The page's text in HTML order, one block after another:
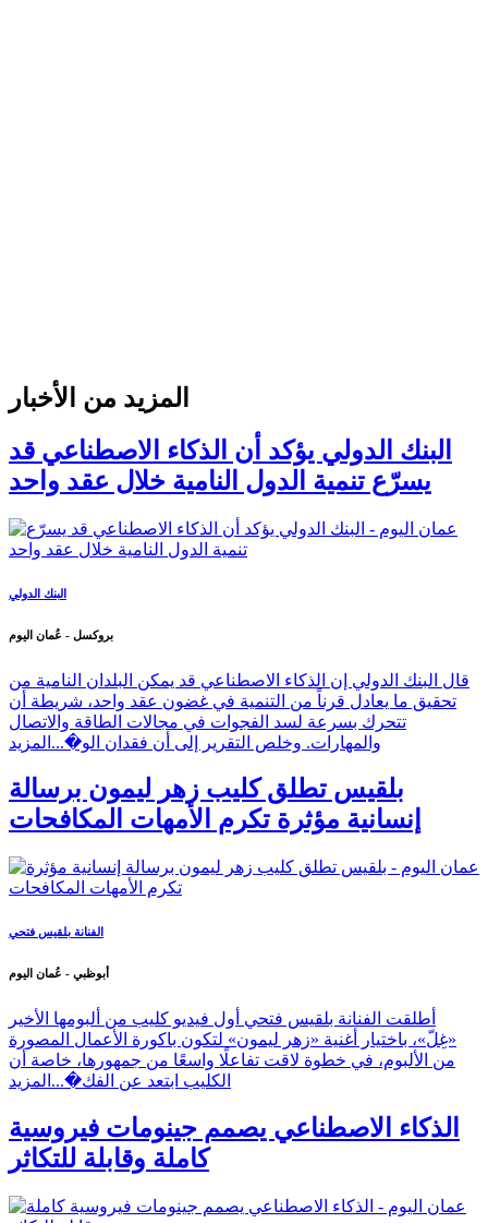
المزيد من الأخبار
البنك الدولي يؤكد أن الذكاء الاصطناعي قد
يسرّع تنمية الدول النامية خلال عقد واحد
البنك الدولي
بروكسل - عُمان اليوم
قال البنك الدولي إن الذكاء الاصطناعي قد يمكن البلدان النامية من
تحقيق ما يعادل قرناً من التنمية في غضون عقد واحد، شريطة أن
تتحرك بسرعة لسد الفجوات في مجالات الطاقة والاتصال
والمهارات. وخلص التقرير إلى أن فقدان الو�... المزيد
بلقيس تطلق كليب زهر ليمون برسالة
إنسانية مؤثرة تكرم الأمهات المكافحات
الفنانة بلقيس فتحي
أبوظبي - عُمان اليوم
أطلقت الفنانة بلقيس فتحي أول فيديو كليب من ألبومها الأخير
«غِلّ»، باختيار أغنية «زهر ليمون» لتكون باكورة الأعمال المصورة
من الألبوم، في خطوة لاقت تفاعلًا واسعًا من جمهورها، خاصة أن
الكليب ابتعد عن الفك�... المزيد
الذكاء الاصطناعي يصمم جينومات فيروسية
كاملة وقابلة للتكاثر